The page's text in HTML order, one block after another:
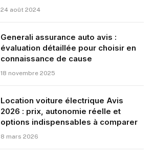
24 août 2024
Generali assurance auto avis :
évaluation détaillée pour choisir en
connaissance de cause
18 novembre 2025
Location voiture électrique Avis
2026 : prix, autonomie réelle et
options indispensables à comparer
8 mars 2026